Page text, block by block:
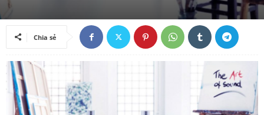
Chia sẻ